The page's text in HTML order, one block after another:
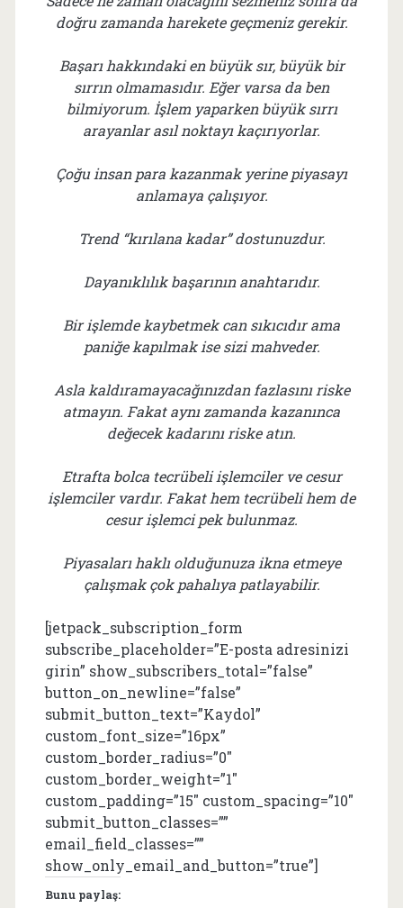
doğru zamanda harekete geçmeniz gerekir.
Başarı hakkındaki en büyük sır, büyük bir
sırrın olmamasıdır. Eğer varsa da ben
bilmiyorum. İşlem yaparken büyük sırrı
arayanlar asıl noktayı kaçırıyorlar.
Çoğu insan para kazanmak yerine piyasayı
anlamaya çalışıyor.
Trend “kırılana kadar” dostunuzdur.
Dayanıklılık başarının anahtarıdır.
Bir işlemde kaybetmek can sıkıcıdır ama
paniğe kapılmak ise sizi mahveder.
Asla kaldıramayacağınızdan fazlasını riske
atmayın. Fakat aynı zamanda kazanınca
değecek kadarını riske atın.
Etrafta bolca tecrübeli işlemciler ve cesur
işlemciler vardır. Fakat hem tecrübeli hem de
cesur işlemci pek bulunmaz.
Piyasaları haklı olduğunuza ikna etmeye
çalışmak çok pahalıya patlayabilir.
[jetpack_subscription_form
subscribe_placeholder=”E-posta adresinizi
girin” show_subscribers_total=”false”
button_on_newline=”false”
submit_button_text=”Kaydol”
custom_font_size=”16px”
custom_border_radius=”0″
custom_border_weight=”1″
custom_padding=”15″ custom_spacing=”10″
submit_button_classes=””
email_field_classes=””
show_only_email_and_button=”true”]
Bunu paylaş: